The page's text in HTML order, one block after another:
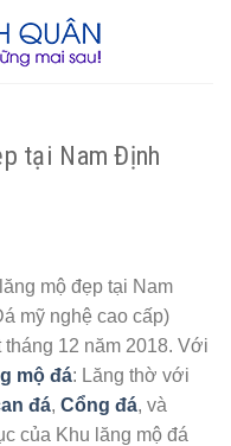
tại Nam Định
mộ đẹp tại Nam
mỹ nghệ cao cấp)
tháng 12 năm 2018. Với
mộ đá: Lăng thờ với
đá, Cổng đá, và
của Khu lăng mộ đá